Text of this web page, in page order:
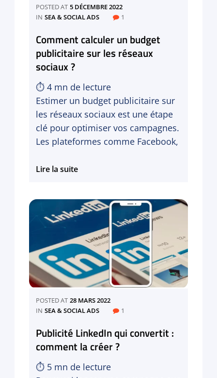
POSTED AT 5 DÉCEMBRE 2022
IN CATEGORIES
SEA & SOCIAL ADS 1
Comment calculer un budget
publicitaire sur les réseaux
sociaux ?
⏱ 4 mn de lecture
Estimer un budget publicitaire sur
les réseaux sociaux est une étape
clé pour optimiser vos campagnes.
Les plateformes comme Facebook,
Lire la suiteComment
budget
publicitaire
sur
réseaux
sociaux
?
POSTED AT 28 MARS 2022
IN CATEGORIES
SEA & SOCIAL ADS 1
Publicité LinkedIn qui convertit :
comment la créer ?
⏱ 5 mn de lecture